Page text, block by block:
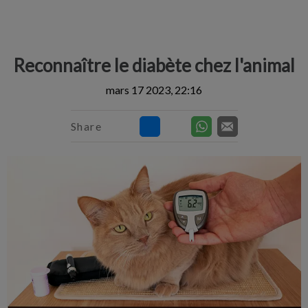
Reconnaître le diabète chez l'animal
mars 17 2023, 22:16
Share